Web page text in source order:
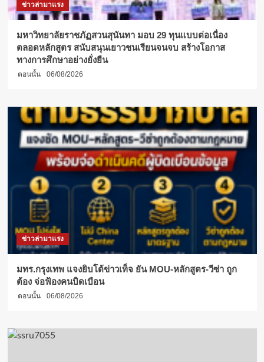
ลำ
เฉลิมพระเกียรติ
12
สิงหาคม
นัก
ท่อง
เที่ยว
แห่
ฉลอง
วัน
แม่
แห่ง
ข่าวล่ามาแรง
มหาวิทยาลัยราชภัฏสวนสุนันทา มอบ 29 ทุนแบบต่อเนื่อง
ตลอดหลักสูตร สนับสนุนเยาวชนเรียนจนจบ สร้างโอกาส
ทางการศึกษาอย่างยั่งยืน
ตอนนั้น 06/08/2026
ข่าวล่ามาแรง
มทร.กรุงเทพ แจงยิบโต้ข่าวเท็จ ยัน MOU-หลักสูตร-วีซ่า ถูก
ต้อง จ่อฟ้องคนบิดเบือน
ตอนนั้น 06/08/2026